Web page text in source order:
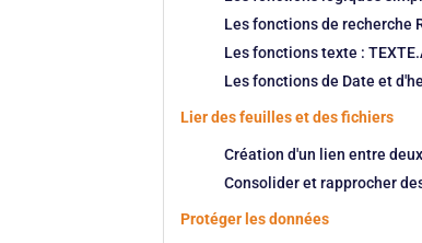
Les fonctions de recherche
Les fonctions texte :
Les fonctions de Date et
Lier des feuilles et des fichiers
Création d'un lien entre
Consolider et rapprocher
Protéger les données